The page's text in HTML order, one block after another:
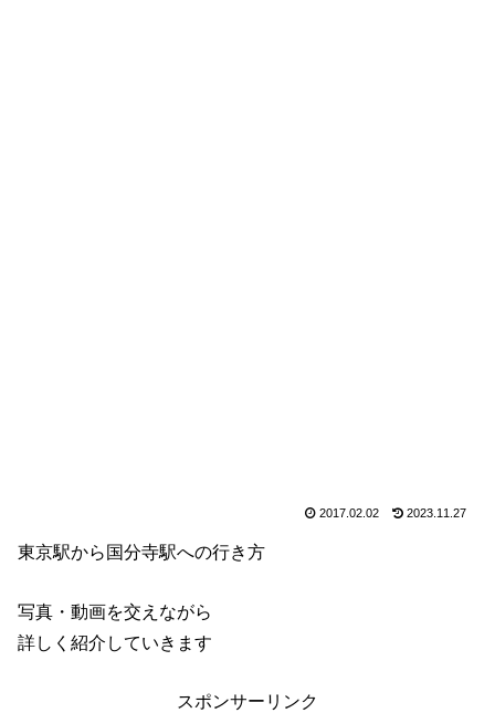
2017.02.02 2023.11.27
東京駅から国分寺駅への行き方
写真・動画を交えながら
詳しく紹介していきます
スポンサーリンク